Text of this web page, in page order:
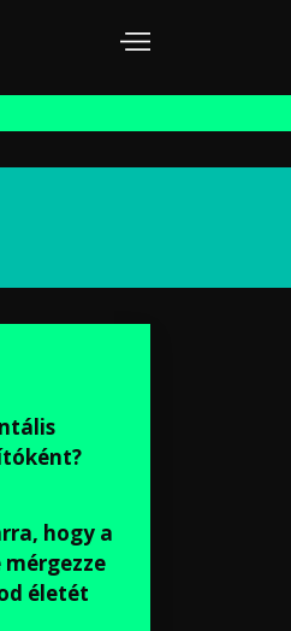
hogy a
életét